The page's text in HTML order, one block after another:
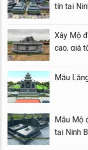
tín tại
Xây Mộ
cao, giá
Mẫu
Mẫu Mộ
tại Ninh